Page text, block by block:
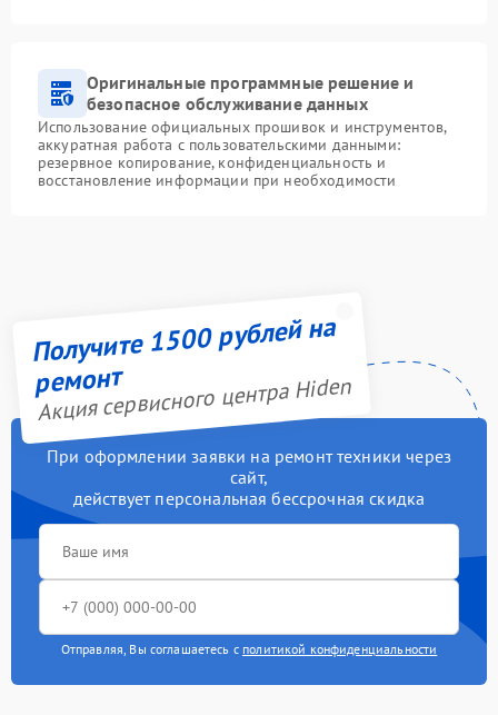
Оригинальные программные решение и
безопасное обслуживание данных
Использование официальных прошивок и инструментов,
аккуратная работа с пользовательскими данными:
резервное копирование, конфиденциальность и
восстановление информации при необходимости
Получите 1500 рублей на
ремонт
Акция сервисного центра Hiden
При оформлении заявки на ремонт техники через
сайт,
действует персональная бессрочная скидка
Отправляя, Вы соглашаетесь с политикой конфиденциальности